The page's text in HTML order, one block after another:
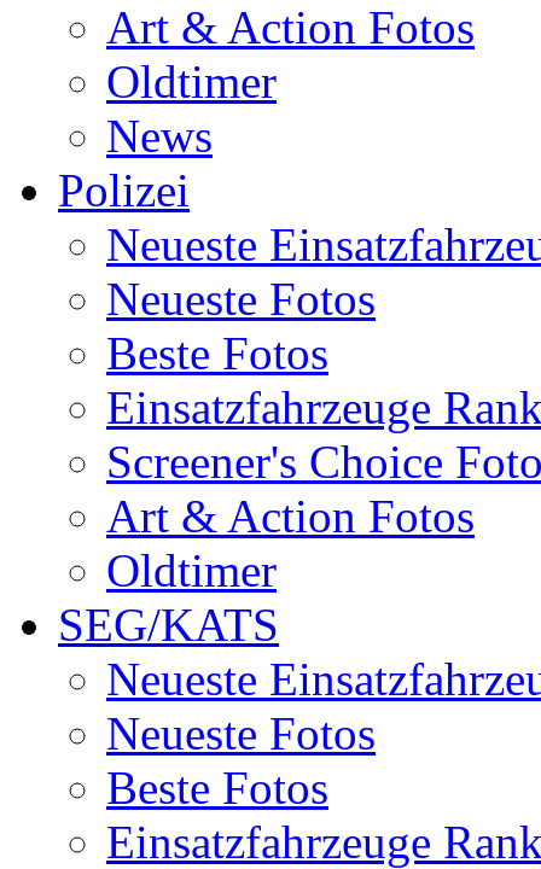
Art & Action Fotos
Oldtimer
News
Polizei
Neueste
Neueste Fotos
Beste Fotos
Einsatzfahrzeuge
Screener's Choice
Art & Action Fotos
Oldtimer
SEG/KATS
Neueste
Neueste Fotos
Beste Fotos
Einsatzfahrzeuge